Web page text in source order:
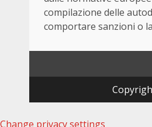
compilazione delle
comportare sanzioni o
Change privacy settings